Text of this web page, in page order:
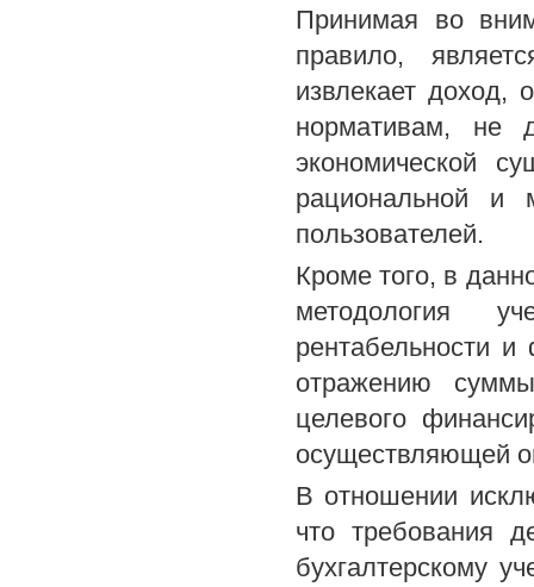
Принимая во
правило,
извлекает доход,
нормативам, не
экономической
рациональной и
пользователей.
Кроме того, в
методология
рентабельности
отражению
целевого
осуществляющей
В отношении
что требования
бухгалтерскому